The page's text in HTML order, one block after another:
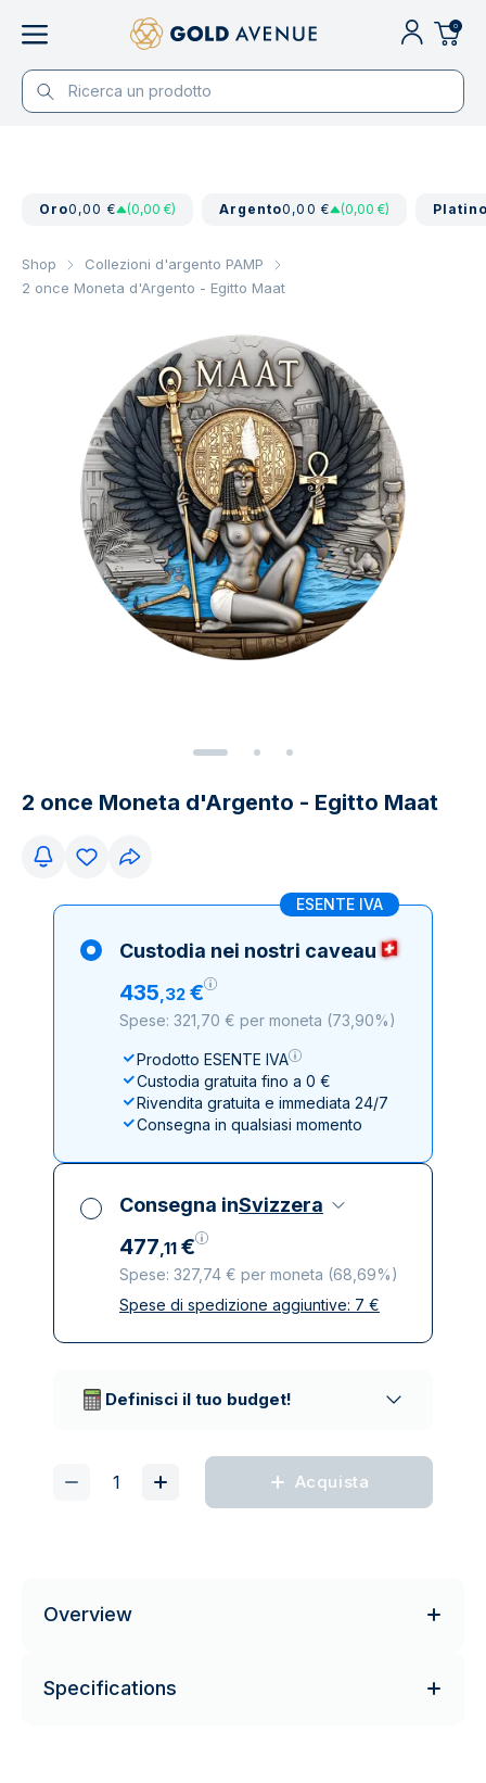
0
Oro0,00 € (0,00 €) Argento0,00 € (0,00 €)
Shop
Collezioni d'argento PAMP
2 once Moneta d'Argento - Egitto Maat
2 once Moneta d'Argento - Egitto Maat
ESENTE IVA
Custodia nei nostri caveau
435,32 €
Spese: 321,70 € per moneta (73,90%)
Prodotto ESENTE IVA
Custodia gratuita fino a 0 €
Rivendita gratuita e immediata 24/7
Consegna in qualsiasi momento
Consegna inSvizzera
477,11 €
Spese: 327,74 € per moneta (68,69%)
Tutte le tasse incluse
Spese di spedizione aggiuntive: 7 €
Definisci il tuo budget!
Acquista
Overview
Specifications